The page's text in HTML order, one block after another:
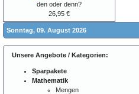
den oder denn?
26,95 €
Sonntag, 09. August 2026
Unsere Angebote / Kategorien:
Sparpakete
Mathematik
Mengen